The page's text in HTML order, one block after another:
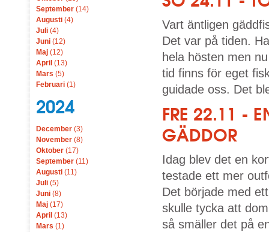
September (14)
Augusti (4)
Juli (4)
Juni (12)
Maj (12)
April (13)
Mars (5)
Februari (1)
2024
December (3)
November (8)
Oktober (17)
September (11)
Augusti (11)
Juli (5)
Juni (8)
Maj (17)
April (13)
Mars (1)
Vart äntligen
Det var på tiden.
hela hösten men
tid finns för eget
guidade oss. Det
FRE 22.11 -
GÄDDOR
Idag blev det en
testade ett mer
Det började med
skulle tycka att
så smäller det på